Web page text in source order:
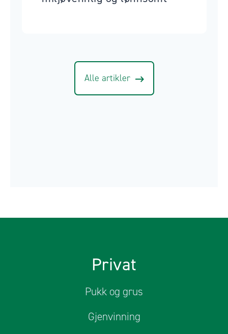
Alle artikler
Privat
Pukk og grus
Gjenvinning